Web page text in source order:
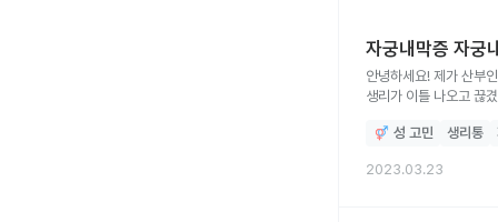
자궁내막증 자궁
안녕하세요! 제가 산부
생리가 이틀 나오고 끊겼어요. 생리 끝난후 바로 자궁 초음파 검사를 했는데 내막벽이 4mm여야하는데 8mm이
성 고민
생리통
2023.03.23